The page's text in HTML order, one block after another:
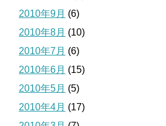
2010年9月 (6)
2010年8月 (10)
2010年7月 (6)
2010年6月 (15)
2010年5月 (5)
2010年4月 (17)